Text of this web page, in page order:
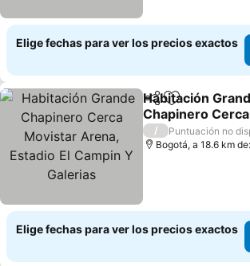
Elige fechas para ver los precios exactos
CompartirAgregar a
Habitación
Chapinero Cerca
Movistar Arena,
El Campin Y
/
Puntuación no
Bogotá, a 18.6 km
Elige fechas para ver los precios exactos